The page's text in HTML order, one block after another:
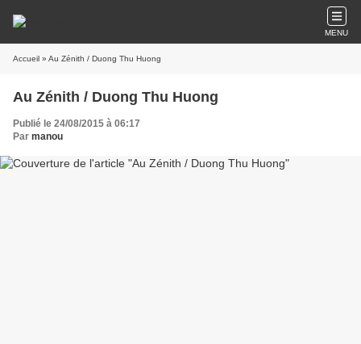
MENU
Accueil » Au Zénith / Duong Thu Huong
Au Zénith / Duong Thu Huong
Publié le 24/08/2015 à 06:17
Par manou